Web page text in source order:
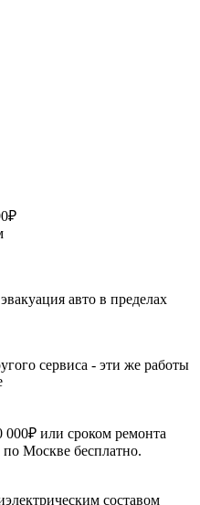
авто в пределах
сервиса - эти же работы
или сроком ремонта
по Москве бесплатно.
составом